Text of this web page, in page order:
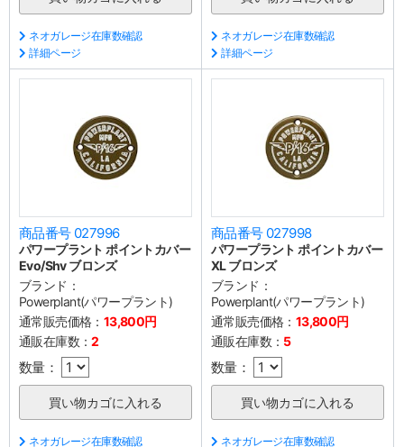
ネオガレージ在庫数確認
詳細ページ
ネオガレージ在庫数確認
詳細ページ
商品番号 027996
パワープラント ポイントカバー
Evo/Shv ブロンズ
ブランド：
Powerplant(パワープラント)
通常販売価格： 13,800円
通販在庫数：2
数量：
ネオガレージ在庫数確認
商品番号 027998
パワープラント ポイントカバー
XL ブロンズ
ブランド：
Powerplant(パワープラント)
通常販売価格： 13,800円
通販在庫数： 5
数量：
ネオガレージ在庫数確認